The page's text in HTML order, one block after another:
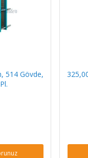
514 Gövde,